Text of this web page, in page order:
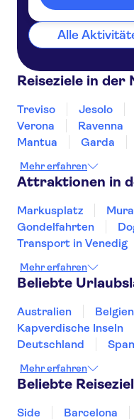
Alle
Reiseziele in der
Treviso Jesolo
Verona
Ravenna
Mantua
Garda
Mehr erfahren
Attraktionen in
Markusplatz
Gondelfahrten
Transport in Venedig
Vatikanische Museen
Kolosseum Rom
Forum Romanum
Sixtinische Kapelle
Mehr erfahren
Beliebte
Australien Belgien
Kapverdische Inseln
Deutschland
Italien
Japan
Polen
Portugal
Mehr erfahren
Beliebte
Side Barcelona